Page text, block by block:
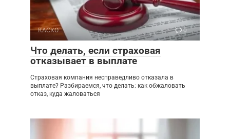
КАСКО 0
Что делать, если страховая
отказывает в выплате
Страховая компания несправедливо отказала в
выплате? Разбираемся, что делать: как обжаловать
отказ, куда жаловаться